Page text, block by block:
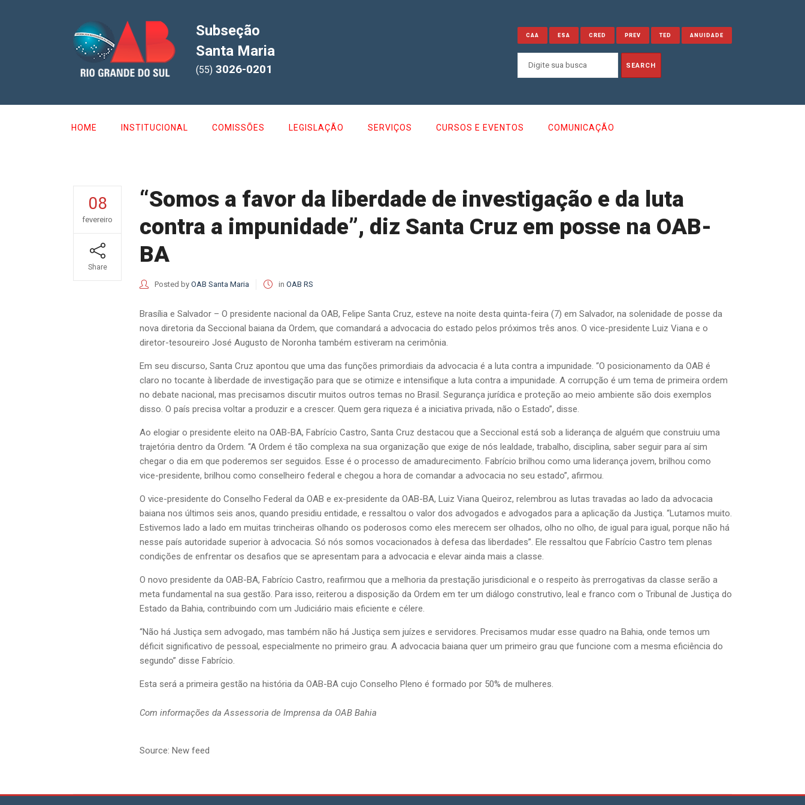
Subseção
Santa Maria
(55) 3026-0201
CAA ESA CRED PREV TED ANUIDADE
HOME INSTITUCIONAL COMISSÕES LEGISLAÇÃO SERVIÇOS CURSOS E EVENTOS COMUNICAÇÃO
08
fevereiro
Share
“Somos a favor da liberdade de investigação e da luta
contra a impunidade”, diz Santa Cruz em posse na OAB-
BA
Posted by OAB Santa Maria in OAB RS
Brasília e Salvador – O presidente nacional da OAB, Felipe Santa Cruz, esteve na noite desta quinta-feira (7) em Salvador, na solenidade de posse da
nova diretoria da Seccional baiana da Ordem, que comandará a advocacia do estado pelos próximos três anos. O vice-presidente Luiz Viana e o
diretor-tesoureiro José Augusto de Noronha também estiveram na cerimônia.
Em seu discurso, Santa Cruz apontou que uma das funções primordiais da advocacia é a luta contra a impunidade. “O posicionamento da OAB é
claro no tocante à liberdade de investigação para que se otimize e intensifique a luta contra a impunidade. A corrupção é um tema de primeira ordem
no debate nacional, mas precisamos discutir muitos outros temas no Brasil. Segurança jurídica e proteção ao meio ambiente são dois exemplos
disso. O país precisa voltar a produzir e a crescer. Quem gera riqueza é a iniciativa privada, não o Estado”, disse.
Ao elogiar o presidente eleito na OAB-BA, Fabrício Castro, Santa Cruz destacou que a Seccional está sob a liderança de alguém que construiu uma
trajetória dentro da Ordem. “A Ordem é tão complexa na sua organização que exige de nós lealdade, trabalho, disciplina, saber seguir para aí sim
chegar o dia em que poderemos ser seguidos. Esse é o processo de amadurecimento. Fabrício brilhou como uma liderança jovem, brilhou como
vice-presidente, brilhou como conselheiro federal e chegou a hora de comandar a advocacia no seu estado”, afirmou.
O vice-presidente do Conselho Federal da OAB e ex-presidente da OAB-BA, Luiz Viana Queiroz, relembrou as lutas travadas ao lado da advocacia
baiana nos últimos seis anos, quando presidiu entidade, e ressaltou o valor dos advogados e advogados para a aplicação da Justiça. “Lutamos muito.
Estivemos lado a lado em muitas trincheiras olhando os poderosos como eles merecem ser olhados, olho no olho, de igual para igual, porque não há
nesse país autoridade superior à advocacia. Só nós somos vocacionados à defesa das liberdades”. Ele ressaltou que Fabrício Castro tem plenas
condições de enfrentar os desafios que se apresentam para a advocacia e elevar ainda mais a classe.
O novo presidente da OAB-BA, Fabrício Castro, reafirmou que a melhoria da prestação jurisdicional e o respeito às prerrogativas da classe serão a
meta fundamental na sua gestão. Para isso, reiterou a disposição da Ordem em ter um diálogo construtivo, leal e franco com o Tribunal de Justiça do
Estado da Bahia, contribuindo com um Judiciário mais eficiente e célere.
“Não há Justiça sem advogado, mas também não há Justiça sem juízes e servidores. Precisamos mudar esse quadro na Bahia, onde temos um
déficit significativo de pessoal, especialmente no primeiro grau. A advocacia baiana quer um primeiro grau que funcione com a mesma eficiência do
segundo” disse Fabrício.
Esta será a primeira gestão na história da OAB-BA cujo Conselho Pleno é formado por 50% de mulheres.
Com informações da Assessoria de Imprensa da OAB Bahia
Source: New feed